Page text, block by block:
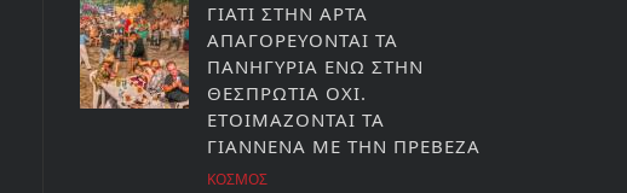
ΓΙΑΤΙ ΣΤΗΝ ΑΡΤΑ
ΑΠΑΓΟΡΕΥΟΝΤΑΙ ΤΑ
ΠΑΝΗΓΥΡΙΑ ΕΝΩ ΣΤΗΝ
ΘΕΣΠΡΩΤΙΑ ΟΧΙ.
ΕΤΟΙΜΑΖΟΝΤΑΙ ΤΑ
ΓΙΑΝΝΕΝΑ ΜΕ ΤΗΝ ΠΡΕΒΕΖΑ
ΚΟΣΜΟΣ